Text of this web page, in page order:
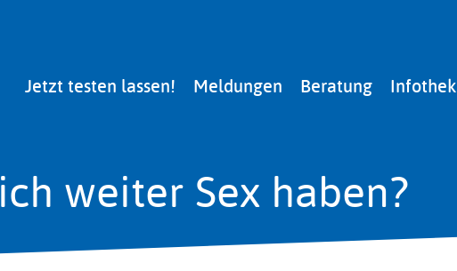
Main
Jetzt testen lassen! Meldungen Beratung Infothek
weiter Sex haben?